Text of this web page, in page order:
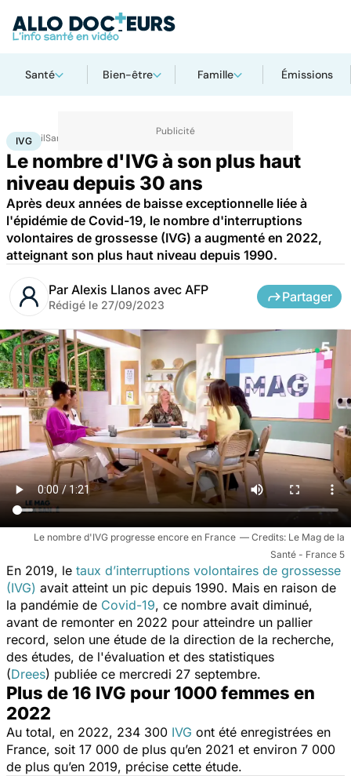
Santé Bien-être Famille Émissions
AccueilSanté Santé publiqueIVG
IVG
Le nombre d'IVG à son plus haut
niveau depuis 30 ans
Après deux années de baisse exceptionnelle liée à
l'épidémie de Covid-19, le nombre d'interruptions
volontaires de grossesse (IVG) a augmenté en 2022,
atteignant son plus haut niveau depuis 1990.
Par Alexis Llanos avec AFP
Rédigé le 27/09/2023
Partager
Le nombre d'IVG progresse encore en France
Le Mag de la
Santé - France 5
En 2019, le taux d’interruptions volontaires de grossesse
(IVG) avait atteint un pic depuis 1990. Mais en raison de
la pandémie de Covid-19, ce nombre avait diminué,
avant de remonter en 2022 pour atteindre un pallier
record, selon une étude de la direction de la recherche,
des études, de l'évaluation et des statistiques
(Drees) publiée ce mercredi 27 septembre.
Plus de 16 IVG pour 1000 femmes en
2022
Au total, en 2022, 234 300 IVG ont été enregistrées en
France, soit 17 000 de plus qu’en 2021 et environ 7 000
de plus qu’en 2019, précise cette étude.